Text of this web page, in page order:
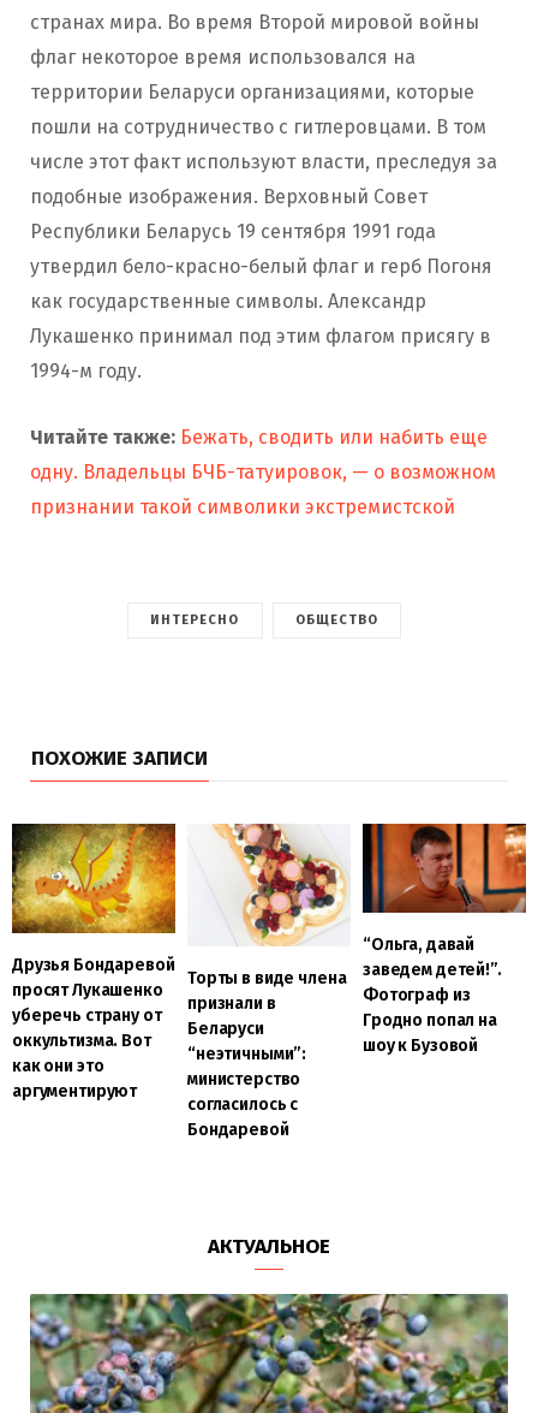
странах мира. Во время Второй мировой войны
флаг некоторое время использовался на
территории Беларуси организациями, которые
пошли на сотрудничество с гитлеровцами. В том
числе этот факт используют власти, преследуя за
подобные изображения. Верховный Совет
Республики Беларусь 19 сентября 1991 года
утвердил бело-красно-белый флаг и герб Погоня
как государственные символы. Александр
Лукашенко принимал под этим флагом присягу в
1994-м году.
Читайте также: Бежать, сводить или набить еще
одну. Владельцы БЧБ-татуировок, — о возможном
признании такой символики экстремистской
ИНТЕРЕСНО ОБЩЕСТВО
ПОХОЖИЕ ЗАПИСИ
Друзья Бондаревой
просят Лукашенко
уберечь страну от
оккультизма. Вот
как они это
аргументируют
Торты в виде члена
признали в
Беларуси
“неэтичными”:
министерство
согласилось с
Бондаревой
“Ольга, давай
заведем детей!”.
Фотограф из
Гродно попал на
шоу к Бузовой
АКТУАЛЬНОЕ